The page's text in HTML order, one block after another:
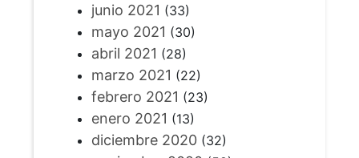
junio 2021 (33)
mayo 2021 (30)
abril 2021 (28)
marzo 2021 (22)
febrero 2021 (23)
enero 2021 (13)
diciembre 2020(32)